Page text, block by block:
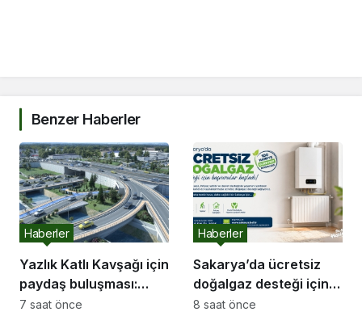
Benzer Haberler
Yazlık Katlı Kavşağı için
paydaş buluşması:
“İletişim kanallarımız
Haberler
7 saat önce
Sakarya’da ücretsiz
doğalgaz desteği için
başvurular başladı
Haberler
8 saat önce